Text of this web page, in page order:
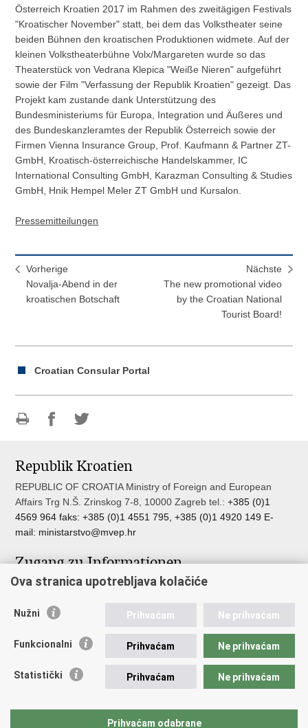
Österreich Kroatien 2017 im Rahmen des zweitägigen Festivals
"Kroatischer November" statt, bei dem das Volkstheater seine
beiden Bühnen den kroatischen Produktionen widmete. Auf der
kleinen Volkstheaterbühne Volx/Margareten wurde so das
Theaterstück von Vedrana Klepica "Weiße Nieren" aufgeführt
sowie der Film "Verfassung der Republik Kroatien" gezeigt. Das
Projekt kam zustande dank Unterstützung des
Bundesministeriums für Europa, Integration und Äußeres und
des Bundeskanzleramtes der Republik Österreich sowie der
Firmen Vienna Insurance Group, Prof. Kaufmann & Partner ZT-
GmbH, Kroatisch-österreichische Handelskammer, IC
International Consulting GmbH, Karazman Consulting & Studies
GmbH, Hnik Hempel Meler ZT GmbH und Kursalon.
Pressemitteilungen
Vorherige
Novalja-Abend in der
kroatischen Botschaft
Nächste
The new promotional video
by the Croatian National
Tourist Board!
Croatian Consular Portal
Seite
teilen
teilen
Republik Kroatien
REPUBLIC OF CROATIA Ministry of Foreign and European
Affairs Trg N.Š. Zrinskog 7-8, 10000 Zagreb tel.:+385 (0)1
4569 964 faks: +385 (0)1 4551 795, +385 (0)1 4920 149 E-
mail: ministarstvo@mvep.hr
Zugang zu Informationen
Pristup informacijama
Nepravilnosti
Javna nabava u MVEP-u
Nadzor rada i unutarnja revizija službe vanjskih poslova
Ova stranica upotrebljava kolačiće
Nužni Prihvaćam Ne prihvaćam
Funkcionalni Prihvaćam Ne prihvaćam
Statistički Prihvaćam Ne prihvaćam
Prihvaćam odabrane